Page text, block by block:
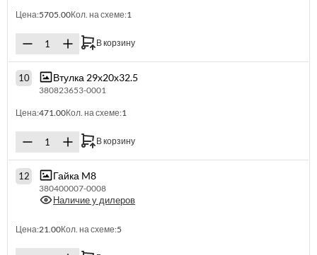
Цена:5705.00Кол. на схеме:1
В корзину
10 Втулка 29х20х32.5
380823653-0001
Цена:471.00Кол. на схеме:1
В корзину
12 Гайка M8
380400007-0008
Наличие у дилеров
Цена:21.00Кол. на схеме:5